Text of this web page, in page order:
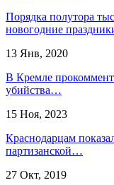
Порядка полутора
новогодние
13 Янв, 2020
В Кремле
убийства…
15 Ноя, 2023
Краснодарцам
партизанской…
27 Окт, 2019